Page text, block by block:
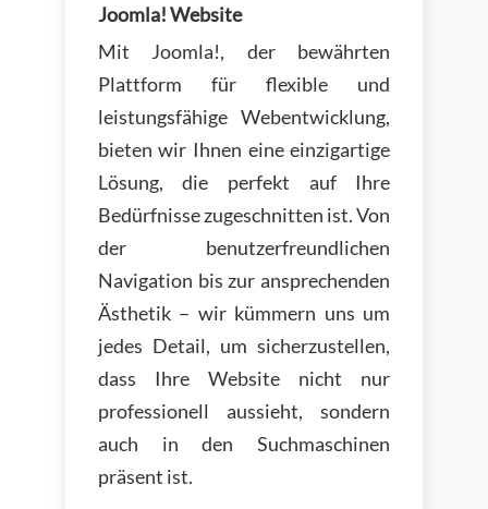
Joomla! Website
Mit Joomla!, der bewährten
Plattform für flexible und
leistungsfähige Webentwicklung,
bieten wir Ihnen eine einzigartige
Lösung, die perfekt auf Ihre
Bedürfnisse zugeschnitten ist. Von
der benutzerfreundlichen
Navigation bis zur ansprechenden
Ästhetik – wir kümmern uns um
jedes Detail, um sicherzustellen,
dass Ihre Website nicht nur
professionell aussieht, sondern
auch in den Suchmaschinen
präsent ist.